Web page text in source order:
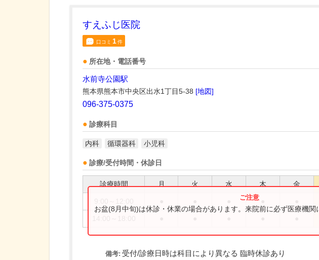
すえふじ医院
口コミ 1件
所在地・電話番号
水前寺公園駅
熊本県熊本市中央区出水1丁目5-38 [地図]
096-375-0375
診療科目
内科 循環器科 小児科
診療/受付時間・休診日
診療時間 月 火 水 木 金
お盆(8月中旬)は休診・休業の場合があります。来院前に必ず医療機関
備考: 受付/診療日時は科目により異なる 臨時休診あり